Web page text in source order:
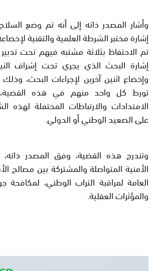
وأشار المصدر ذاته إلى أنه تم وضع
إشارة مختبر الشرطة العلمية والتقنية
تم الاحتفاظ بثلاثة مشتبه فيهم تحت
إشارة البحث الذي يجري تحت إشراف
وإخضاع اثنين آخرين لإجراءات البحث،
تورط كل واحد منهم في هذه
الامتدادات والارتباطات المحتملة لهذه
على الصعيد الوطني أو الدولي.
وتندرج هذه القضية، وفق المصدر
الأمنية المتواصلة والمشتركة بين مصالح
العامة لمراقبة التراب الوطني، لمكافحة
والمؤثرات العقلية.